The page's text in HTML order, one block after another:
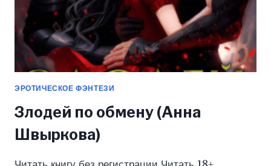
ЭРОТИЧЕСКОЕ ФЭНТЕЗИ
Злодей по обмену (Анна
Швыркова)